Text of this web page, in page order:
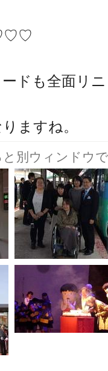
ドも全面リ
ますね。
別ウィンドウ